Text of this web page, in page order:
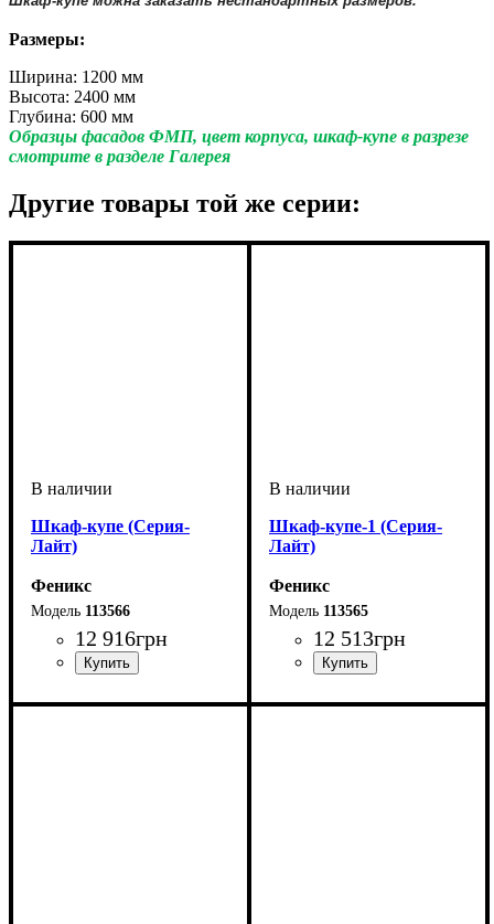
Размеры:
Ширина: 1200 мм
Высота: 2400 мм
Глубина: 600 мм
Образцы фасадов ФМП, цвет корпуса, шкаф-купе в разрезе
смотрите в разделе Галерея
Другие товары той же серии:
Шкаф-купе (Серия-
Лайт)
Феникс
113566
12 916грн
Шкаф-купе-1 (Серия-
Лайт)
Феникс
113565
12 513грн